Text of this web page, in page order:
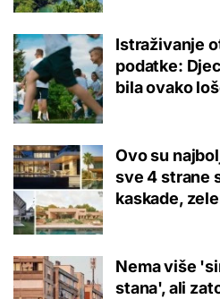
Istraživanje
podatke:
bila ovako
Ovo su
sve 4 strane
kaskade,
Nema više
stana', ali